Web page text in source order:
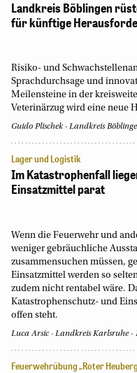
Landkreis Böblingen
für künftige
Risiko- und
Sprachdurchsage und
Meilensteine in der
Veterinärzug wird eine neue
Guido Plischek Landkreis
Lager und Logistik
Im Katastrophenfall
Einsatzmittel parat
Wenn die Feuerwehr und
weniger gebräuchliche
zusammensuchen müssen,
Einsatzmittel werden so
zudem nicht rentabel wäre.
Katastrophenschutz- und
offen steht.
Luca Arsic Landkreis Karlsruhe
Feuerwehrübung „Roter